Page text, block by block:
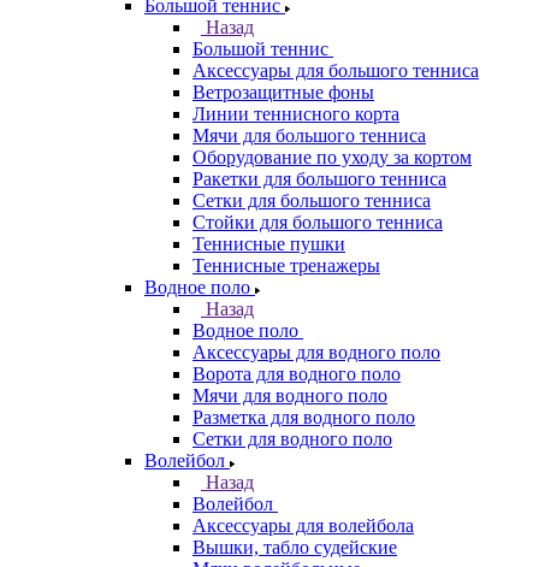
Большой теннис
Назад
Большой теннис
Аксессуары для большого тенниса
Ветрозащитные фоны
Линии теннисного корта
Мячи для большого тенниса
Оборудование по уходу за кортом
Ракетки для большого тенниса
Сетки для большого тенниса
Стойки для большого тенниса
Теннисные пушки
Теннисные тренажеры
Водное поло
Назад
Водное поло
Аксессуары для водного поло
Ворота для водного поло
Мячи для водного поло
Разметка для водного поло
Сетки для водного поло
Волейбол
Назад
Волейбол
Аксессуары для волейбола
Вышки, табло судейские